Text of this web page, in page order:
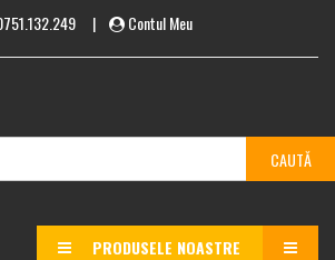
| Contul Meu
PRODUSELE NOASTRE MENU